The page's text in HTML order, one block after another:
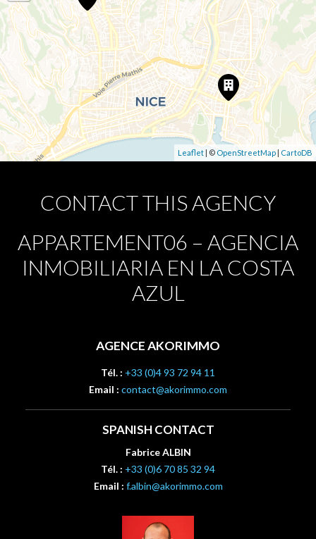
Leaflet | © OpenStreetMap| CartoDB
CONTACT THIS AGENCY
APPARTEMENT06 – AGENCIA
INMOBILIARIA EN LA COSTA
AZUL
AGENCE AKORIMMO
Tél. : +33 (0)4 93 72 94 11
Email : contact@akorimmo.com
SPANISH CONTACT
Fabrice ALBIN
Tél. : +33 (0)6 70 85 32 94
Email : f.albin@akorimmo.com